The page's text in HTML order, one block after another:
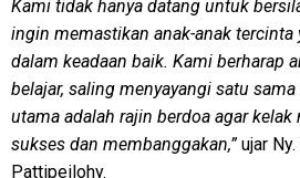
Kami tidak hanya datang untuk
ingin memastikan anak-anak
dalam keadaan baik. Kami berharap
belajar, saling menyayangi satu
utama adalah rajin berdoa agar
sukses dan membanggakan,”ujar
Pattipeilohy.